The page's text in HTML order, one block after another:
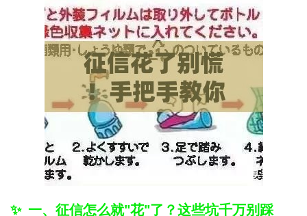
一、征信怎么就"花"了？这些坑千万别踩